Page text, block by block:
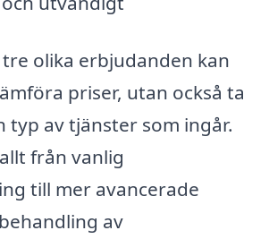
olika erbjudanden kan
priser, utan också ta
typ av tjänster som ingår.
från vanlig
till mer avancerade
av